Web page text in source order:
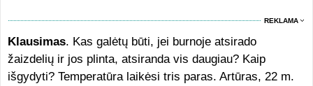
REKLAMA
Klausimas. Kas galėtų būti, jei burnoje atsirado
žaizdelių ir jos plinta, atsiranda vis daugiau? Kaip
išgydyti? Temperatūra laikėsi tris paras. Artūras, 22 m.